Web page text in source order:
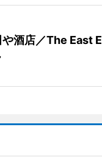
酒店／The East